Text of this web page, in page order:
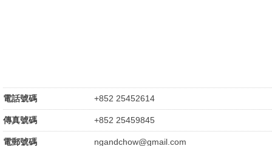
電話號碼 +852 25452614
傳真號碼 +852 25459845
電郵號碼 ngandchow@gmail.com